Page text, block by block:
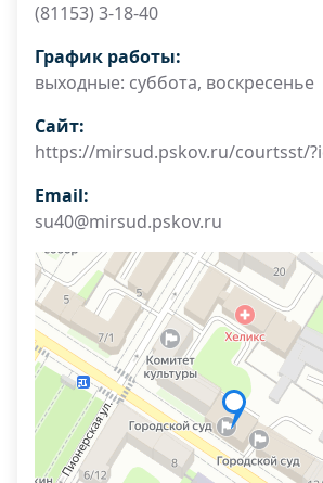
(81153) 3-18-40
График работы:
выходные: суббота, воскресенье
Сайт:
https://mirsud.pskov.ru/courtsst/
Email:
su40@mirsud.pskov.ru